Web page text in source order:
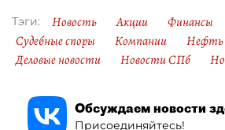
Тэги: Новость Акции Финансы
Судебные споры
Компании
Нефть
Деловые новости
Новости СПб
Обсуждаем новости
Присоединяйтесь!